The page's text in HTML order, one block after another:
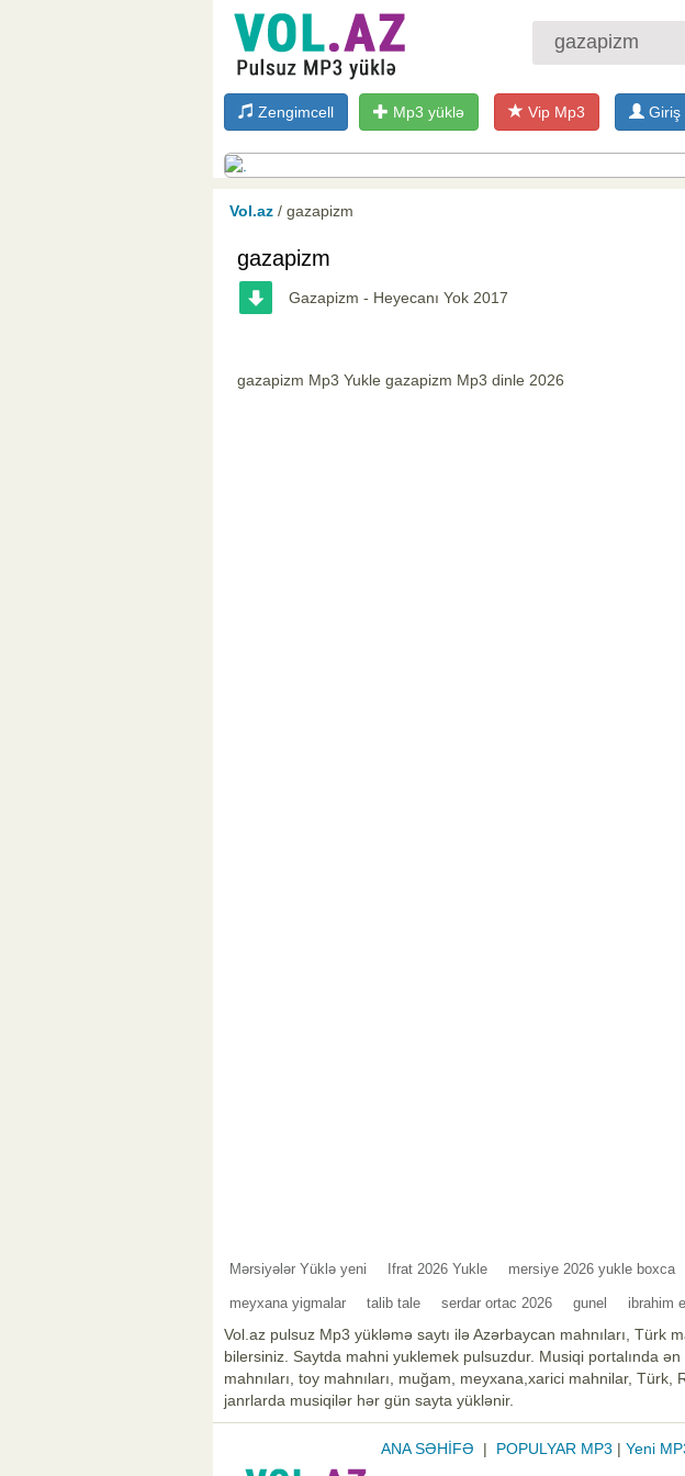
Zengimcell Mp3 yüklə Vip Mp3 Giriş
Vol.az / gazapizm
gazapizm
Gazapizm - Heyecanı Yok 2017
gazapizm Mp3 Yukle gazapizm Mp3 dinle 2026
Mərsiyələr Yüklə yeni Ifrat 2026 Yukle mersiye 2026 yukle boxca
meyxana yigmalar talib tale serdar ortac 2026 gunel ibrahim
Vol.az pulsuz Mp3 yükləmə saytı ilə Azərbaycan mahnıları, Türk
bilersiniz. Saytda mahni yuklemek pulsuzdur. Musiqi portalında
mahnıları, toy mahnıları, muğam, meyxana,xarici mahnilar,
janrlarda musiqilər hər gün sayta yüklənir.
ANA SƏHİFƏ | POPULYAR MP3 | Yeni